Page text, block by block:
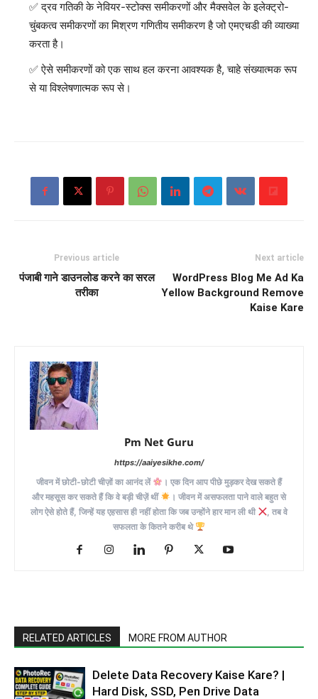
द्रव गतिकी के नेवियर-स्टोक्स समीकरणों और मैक्सवेल के इलेक्ट्रो-
चुंबकत्व समीकरणों का मिश्रण गणितीय समीकरण है जो एमएचडी की व्याख्या
करता है।
ऐसे समीकरणों को एक साथ हल करना आवश्यक है, चाहे संख्यात्मक रूप
से या विश्लेषणात्मक रूप से।
Previous article
पंजाबी गाने डाउनलोड करने का सरल
तरीका
Next article
WordPress Blog Me Ad Ka
Yellow Background Remove
Kaise Kare
Pm Net Guru
https://aaiyesikhe.com/
जीवन में छोटी-छोटी चीज़ों का आनंद लें
। एक दिन आप पीछे मुड़कर देख सकते हैं
और महसूस कर सकते हैं कि वे बड़ी चीज़ें थीं
। जीवन में असफलता पाने वाले बहुत से
लोग ऐसे होते हैं, जिन्हें यह एहसास ही नहीं होता कि जब उन्होंने हार मान ली थी
, तब वे
सफलता के कितने करीब थे
RELATED ARTICLES MORE FROM AUTHOR
Delete Data Recovery Kaise Kare? |
Hard Disk, SSD, Pen Drive Data